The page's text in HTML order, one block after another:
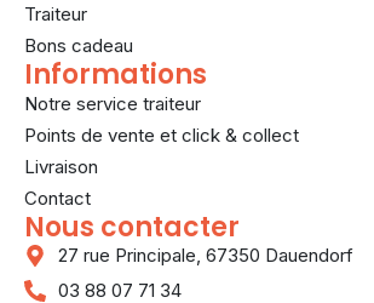
Traiteur
Bons cadeau
Informations
Notre service traiteur
Points de vente et click & collect
Livraison
Contact
Nous contacter
27 rue Principale, 67350 Dauendorf
03 88 07 71 34